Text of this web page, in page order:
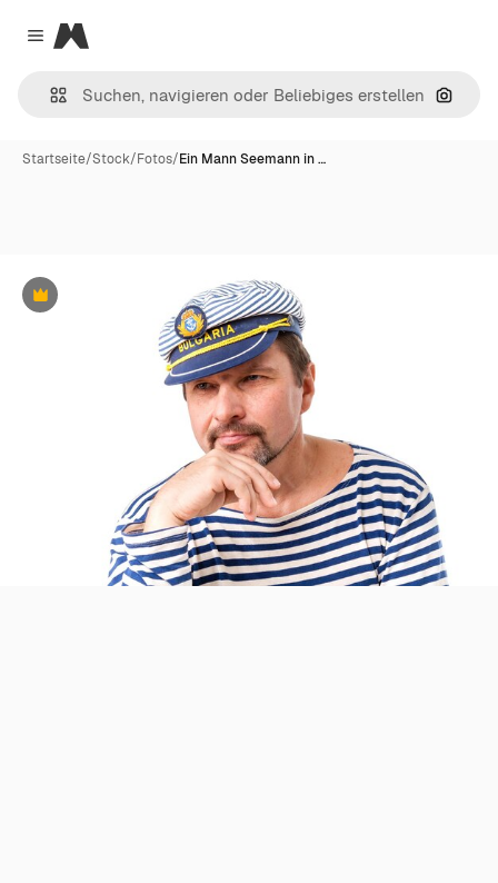
Close menu
Magnific
Nach
Startseite/Stock/Fotos/Ein Mann Seemann in …
Premium